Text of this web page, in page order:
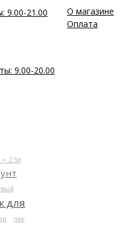
9.00-21.00
9.00-20.00
+ 2.5л
для
лак
О магазине
Оплата